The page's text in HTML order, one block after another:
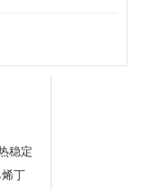
稳定
丁